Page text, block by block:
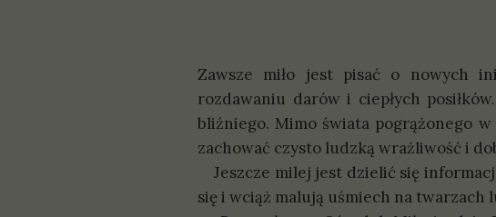
Zawsze miło jest pisać o nowych
rozdawaniu darów i ciepłych
bliźniego. Mimo świata pogrążonego
zachować czysto ludzką wrażliwość i
Jeszcze milej jest dzielić się
się i wciąż malują uśmiech na twarzach